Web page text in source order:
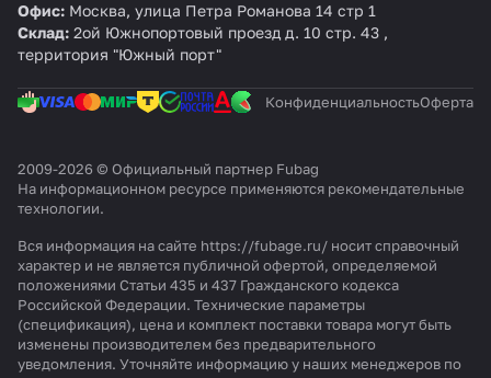
Офис: Москва, улица Петра Романова 14 стр 1
Склад: 2ой Южнопортовый проезд д. 10 стр. 43 ,
территория "Южный порт"
КонфиденциальностьОферта
2009-2026 © Официальный партнер Fubag
На информационном ресурсе применяются рекомендательные
технологии.
Вся информация на сайте https://fubage.ru/ носит справочный
характер и не является публичной офертой, определяемой
положениями Статьи 435 и 437 Гражданского кодекса
Российской Федерации. Технические параметры
(спецификация), цена и комплект поставки товара могут быть
изменены производителем без предварительного
уведомления. Уточняйте информацию у наших менеджеров по